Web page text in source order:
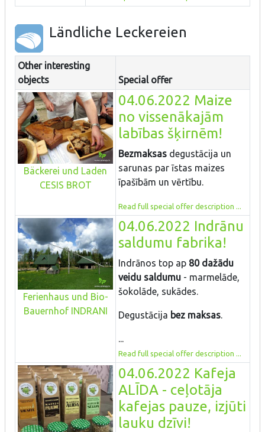
Ländliche Leckereien
Other interesting
objects
Special offer
Bäckerei und Laden
CESIS BROT
04.06.2022 Maize
no vissenākajām
labības šķirnēm!
Bezmaksas degustācija un
sarunas par īstas maizes
īpašībām un vērtību.
Read full special offer description ...
Ferienhaus und Bio-
Bauernhof INDRANI
04.06.2022 Indrānu
saldumu fabrika!
Indrānos top ap 80 dažādu
veidu saldumu - marmelāde,
šokolāde, sukādes.
Degustācija bez maksas.
...
Read full special offer description ...
04.06.2022 Kafeja
ALĪDA - ceļotāja
kafejas pauze, izjūti
lauku dzīvi!